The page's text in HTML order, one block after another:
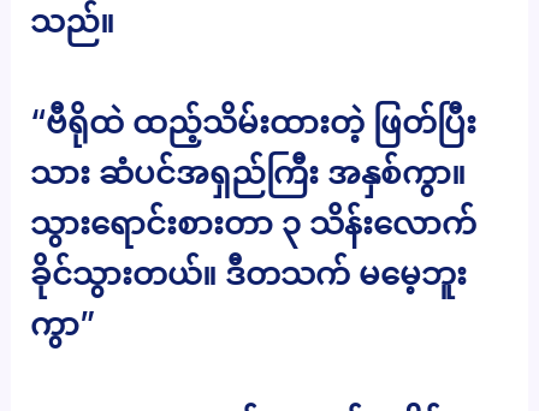
သည်။
“ဗီရိုထဲ ထည့်သိမ်းထားတဲ့ ဖြတ်ပြီး
သား ဆံပင်အရှည်ကြီး အနှစ်ကွာ။
သွားရောင်းစားတာ ၃ သိန်းလောက်
ခိုင်သွားတယ်။ ဒီတသက် မမေ့ဘူး
ကွာ”